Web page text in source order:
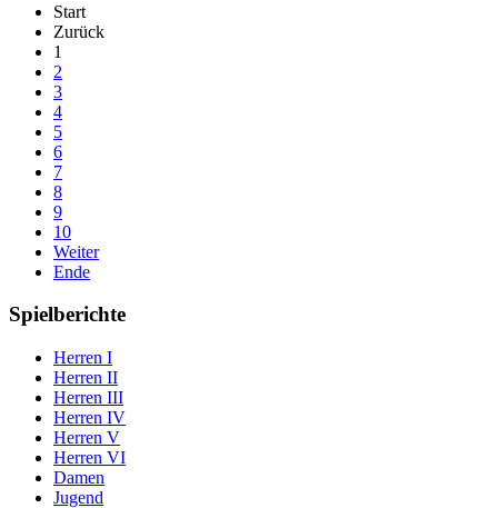
Start
Zurück
1
2
3
4
5
6
7
8
9
10
Weiter
Ende
Spielberichte
Herren I
Herren II
Herren III
Herren IV
Herren V
Herren VI
Damen
Jugend